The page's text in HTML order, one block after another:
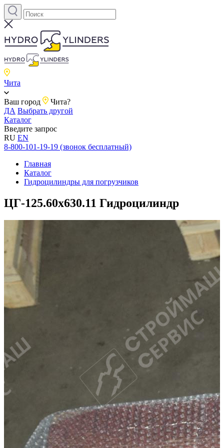
Чита
Ваш город
Чита?
ДА Выбрать другой
Каталог
Введите запрос
RU EN
8-800-101-19-19 (звонок бесплатный)
Главная
Каталог
Гидроцилиндры для погрузчиков
ЦГ-125.60х630.11 Гидроцилиндр